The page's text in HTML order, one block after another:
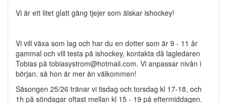
Vi är ett litet glatt gäng tjejer som älskar ishockey!
Vi vill växa som lag och har du en dotter som är 9 - 11 år
gammal och vill testa på ishockey, kontakta då lagledaren
Tobias på tobiasystrom@hotmail.com. Vi anpassar nivån i
början, så hon är mer än välkommen!
Säsongen 25/26 tränar vi tisdag och torsdag kl 17-18, och
1h på söndagar oftast mellan kl 15 - 19 på eftermiddagen.